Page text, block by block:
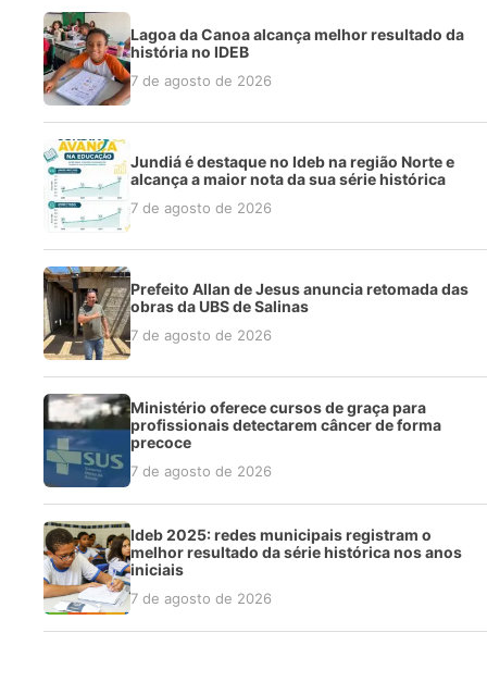
Lagoa da Canoa alcança melhor resultado da
história no IDEB
7 de agosto de 2026
Jundiá é destaque no Ideb na região Norte e
alcança a maior nota da sua série histórica
7 de agosto de 2026
Prefeito Allan de Jesus anuncia retomada das
obras da UBS de Salinas
7 de agosto de 2026
Ministério oferece cursos de graça para
profissionais detectarem câncer de forma
precoce
7 de agosto de 2026
Ideb 2025: redes municipais registram o
melhor resultado da série histórica nos anos
iniciais
7 de agosto de 2026